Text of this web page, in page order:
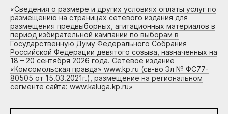
«Сведения о размере и других условиях оплаты услуг по
размещению на страницах сетевого издания для
размещения предвыборных, агитационных материалов в
период избирательной кампании по выборам в
Государственную Думу Федерального Собрания
Российской Федерации девятого созыва, назначенных на
18 – 20 сентября 2026 года. Сетевое издание
«Комсомольская правда» www.kp.ru (св-во Эл № ФС77-
80505 от 15.03.2021г.), размещение на региональном
сегменте сайта: www.kaluga.kp.ru»